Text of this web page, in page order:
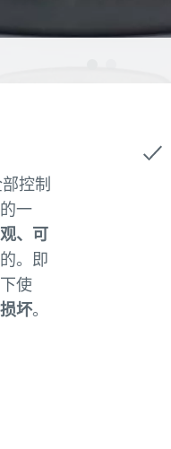
控制
一
、可
。即
使
坏。